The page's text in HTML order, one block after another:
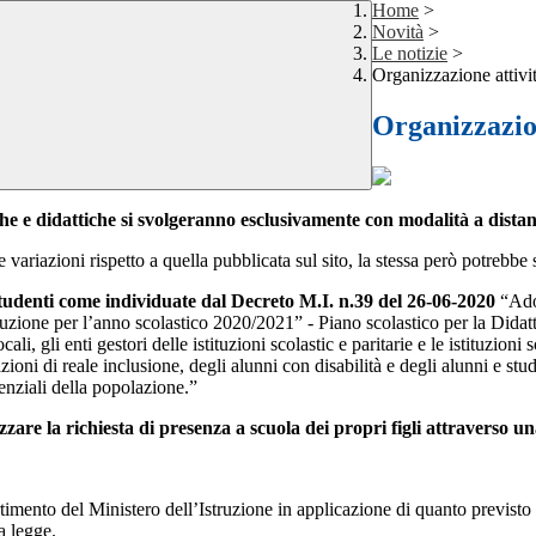
Home >
Novità >
Le notizie >
Organizzazione
e didattiche si svolgeranno esclusivamente con modalità a
rispetto a quella pubblicata sul sito, la stessa però
come individuate dal Decreto M.I. n.39 del 26-06-2020
per l’anno scolastico 2020/2021” - Piano scolastico per la
gli enti gestori delle istituzioni scolastic e paritarie e le istituzioni
di reale inclusione, degli alunni con disabilità e degli alunni e
della popolazione.”
la richiesta di presenza a scuola dei propri figli attraverso
del Ministero dell’Istruzione in applicazione di quanto
legge.